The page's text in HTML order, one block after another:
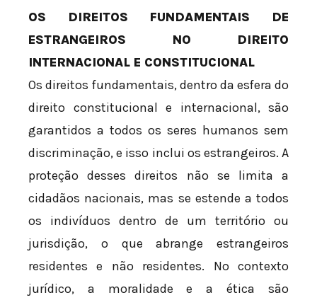
OS DIREITOS FUNDAMENTAIS DE
ESTRANGEIROS NO DIREITO
INTERNACIONAL E CONSTITUCIONAL
Os direitos fundamentais, dentro da esfera do
direito constitucional e internacional, são
garantidos a todos os seres humanos sem
discriminação, e isso inclui os estrangeiros. A
proteção desses direitos não se limita a
cidadãos nacionais, mas se estende a todos
os indivíduos dentro de um território ou
jurisdição, o que abrange estrangeiros
residentes e não residentes. No contexto
jurídico, a moralidade e a ética são